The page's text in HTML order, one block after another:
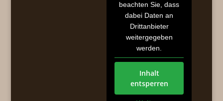
beachten Sie, dass
dabei Daten an
Drittanbieter
weitergegeben
werden.
Inhalt
entsperren